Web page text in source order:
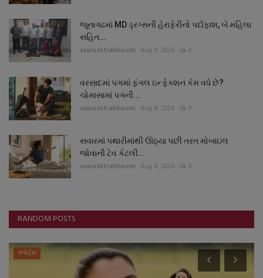
જૂનાગઢમાં MD ડ્રગ્સની હેરાફેરીનો પર્દાફાશ, બે મહિલા
સહિત...
saurashtrabhoomi Aug 8, 2026 0
વરસાદમાં પગમાં ફંગલ ઇન્ફેક્શન કેમ વધે છે?
ચોમાસામાં પગની...
saurashtrabhoomi Aug 8, 2026 0
સવારમાં પથારીમાંથી ઊઠ્યા પછી તરત મોબાઇલ
જોવાની ટેવ કેટલી...
saurashtrabhoomi Aug 8, 2026 0
RANDOM POSTS
સ્પોર્ટ્સ